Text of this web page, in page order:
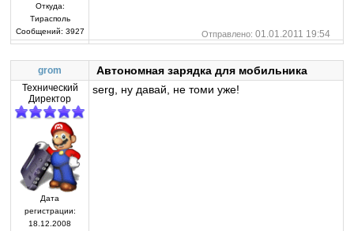
Откуда:
Тирасполь
Сообщений: 3927 Отправлено: 01.01.2011 19:54
grom Автономная зарядка для мобильника
Технический
Директор
Дата
регистрации:
18.12.2008
serg, ну давай, не томи уже!